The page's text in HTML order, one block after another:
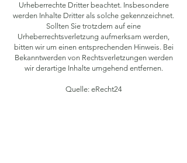
Urheberrechte Dritter beachtet. Insbesondere
werden Inhalte Dritter als solche gekennzeichnet.
Sollten Sie trotzdem auf eine
Urheberrechtsverletzung aufmerksam werden,
bitten wir um einen entsprechenden Hinweis. Bei
Bekanntwerden von Rechtsverletzungen werden
wir derartige Inhalte umgehend entfernen.
Quelle: eRecht24